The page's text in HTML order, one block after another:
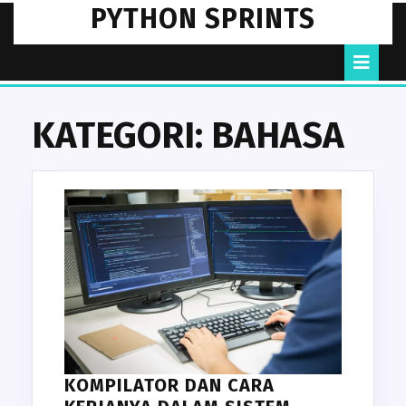
content
PYTHON SPRINTS
KATEGORI: BAHASA
KOMPILATOR DAN CARA